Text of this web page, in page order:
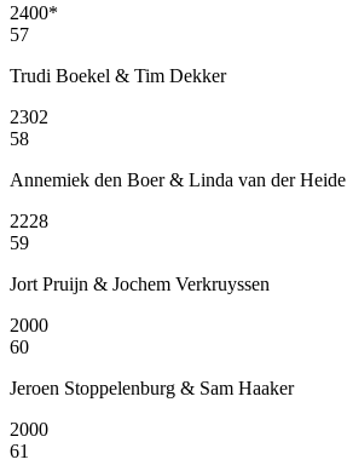
2400*
57
Trudi Boekel & Tim Dekker
2302
58
Annemiek den Boer & Linda van der Heide
2228
59
Jort Pruijn & Jochem Verkruyssen
2000
60
Jeroen Stoppelenburg & Sam Haaker
2000
61